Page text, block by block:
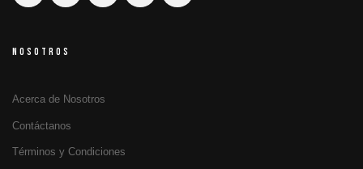
NOSOTROS
Acerca de Nosotros
Contáctanos
Términos y Condiciones